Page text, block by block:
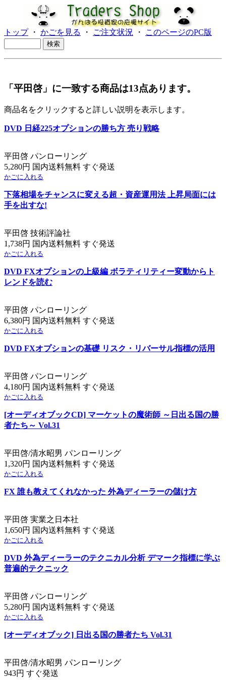
トップ・ かごを見る ・ ご注文状況 ・ このページのPC版
「平田啓」に一致する商品は13点あります。
商品名をクリックすると詳しい説明を表示します。
DVD 日経225オプションの勝ち方 売り戦略
平田啓 パンローリング
5,280円 国内送料無料 すぐ発送
かごに入れる
下落相場をチャンスに変える超・資産運用法 上昇局面には
手を出すな!
平田啓 技術評論社
1,738円 国内送料無料 すぐ発送
かごに入れる
DVD FXオプションの上級編 ボラティリティー変動からト
レンドを読む
平田啓 パンローリング
6,380円 国内送料無料 すぐ発送
かごに入れる
DVD FXオプションの基礎 リスク・リバーサル指標の活用
平田啓 パンローリング
4,180円 国内送料無料 すぐ発送
かごに入れる
[オーディオブックCD] マーケットの魔術師 ～日出る国の勝
者たち～ Vol.31
平田啓/清水昭男 パンローリング
1,320円 国内送料無料 すぐ発送
かごに入れる
FX 誰も教えてくれなかった 外為ディーラーの儲け方
平田啓 実業之日本社
1,650円 国内送料無料 すぐ発送
かごに入れる
DVD 外為ディーラーのテクニカル分析 デマーク指標に学ぶ
普遍的テクニック
平田啓 パンローリング
5,280円 国内送料無料 すぐ発送
かごに入れる
[オーディオブック] 日出る国の勝者たち Vol.31
平田啓/清水昭男 パンローリング
943円 すぐ発送